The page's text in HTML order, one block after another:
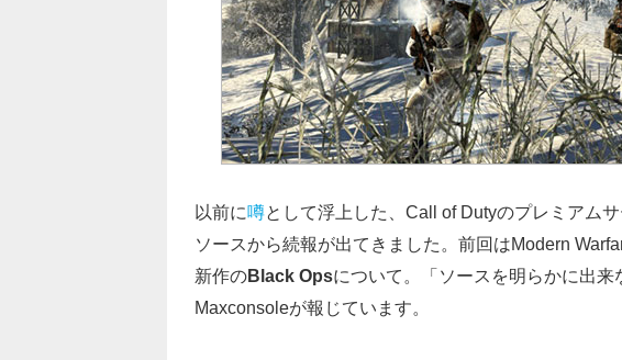
以前に噂として浮上した、Call of Dutyのプレミアム
ソースから続報が出てきました。前回はModern
新作のBlack Opsについて。「ソースを明らかに出
Maxconsoleが報じています。